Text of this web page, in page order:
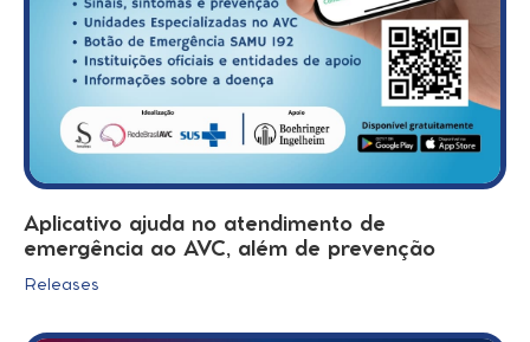
Aplicativo ajuda no atendimento de
emergência ao AVC, além de prevenção
Releases